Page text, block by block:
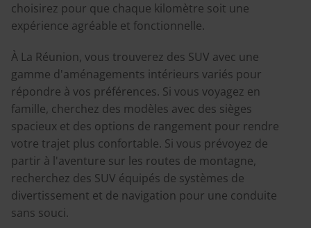
choisirez pour que chaque kilomètre soit une
expérience agréable et fonctionnelle.
À La Réunion, vous trouverez des SUV avec une
gamme d'aménagements intérieurs variés pour
répondre à vos préférences. Si vous voyagez en
famille, cherchez des modèles avec des sièges
spacieux et des options de rangement pour rendre
votre trajet plus confortable. Si vous prévoyez de
partir à l'aventure sur les routes de montagne,
recherchez des SUV équipés de systèmes de
divertissement et de navigation pour une conduite
sans souci.